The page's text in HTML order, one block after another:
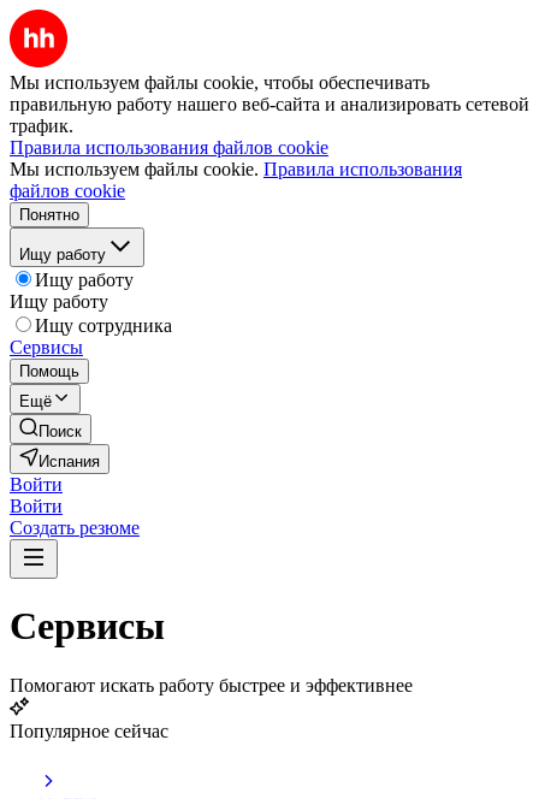
Мы используем файлы cookie, чтобы обеспечивать
правильную работу нашего веб-сайта и анализировать сетевой
трафик.
Правила использования файлов cookie
Мы используем файлы cookie. Правила использования
файлов cookie
Понятно
Ищу работу
Ищу работу
Ищу работу
Ищу сотрудника
Сервисы
Помощь
Ещё
Поиск
Испания
Войти
Войти
Создать резюме
Сервисы
Помогают искать работу быстрее и эффективнее
Популярное сейчас